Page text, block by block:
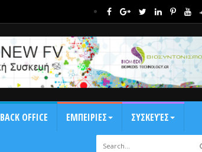
BACK OFFICE ΕΜΠΕΙΡΙΕΣ ΣΥΣΚΕΥΈΣ